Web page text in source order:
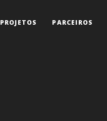
PROJETOS PARCEIROS